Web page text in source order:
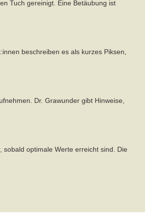
Tuch gereinigt. Eine Betäubung ist
beschreiben es als kurzes Piksen,
Dr. Grawunder gibt Hinweise,
optimale Werte erreicht sind. Die